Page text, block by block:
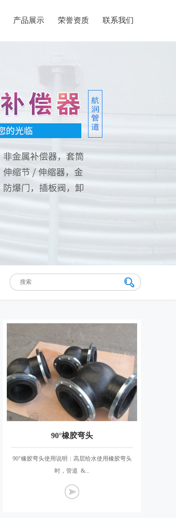
产品展示 荣誉资质 联系我们
90°橡胶弯头
90°橡胶弯头使用说明：高层给水使用橡胶弯头
时，管道 &...